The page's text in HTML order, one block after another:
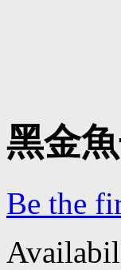
黑金
Be the